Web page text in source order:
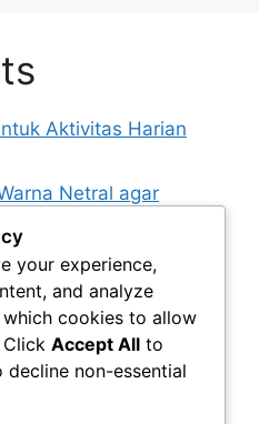
Aktivitas Harian
Netral agar
untuk Berbagai
dalam Menunjang
Perawatan Diri
your experience,
and analyze
cookies to allow
Click Accept All to
decline non-essential